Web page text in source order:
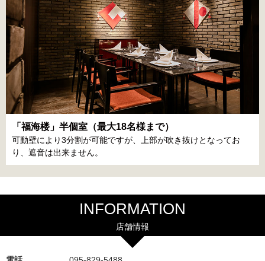
「福海楼」半個室（最大18名様まで）
可動壁により3分割が可能ですが、上部が吹き抜けとなってお
り、遮音は出来ません。
INFORMATION
店舗情報